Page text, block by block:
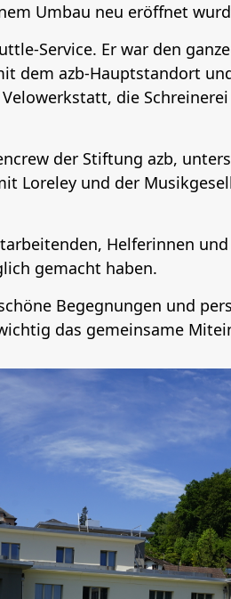
Umbau neu eröffnet
Er war den
dem azb‑Hauptstandort
die
der Stiftung azb,
Loreley und der
Helferinnen
gemacht haben.
Begegnungen und
das gemeinsame